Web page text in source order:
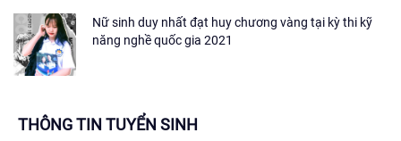
Nữ sinh duy nhất đạt huy chương vàng tại kỳ thi kỹ
năng nghề quốc gia 2021
THÔNG TIN TUYỂN SINH